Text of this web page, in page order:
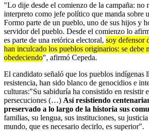
"Lo dije desde el comienzo de la campaña: no
interpreto como jefe político que manda sobre
Formo parte de un pueblo, uno de sus hijos y
servidor del pueblo. Desde el comienzo lo
es parte de una retórica electoral, soy defensor
han inculcado los pueblos originarios: se debe
obedeciendo", afirmó Cepeda.
El candidato señaló que los pueblos indígenas
resistencia, han sido blanco de genocidios e
culturas:"Su sabiduría ha consistido en resistir
persecuciones (…) Así resistiendo
preservado a lo largo de la historia sus
familias, su lengua, sus instituciones, su
mundo, que es necesario decirlo, es superior".